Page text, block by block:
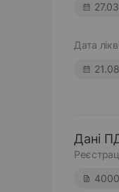
Дата
Дані